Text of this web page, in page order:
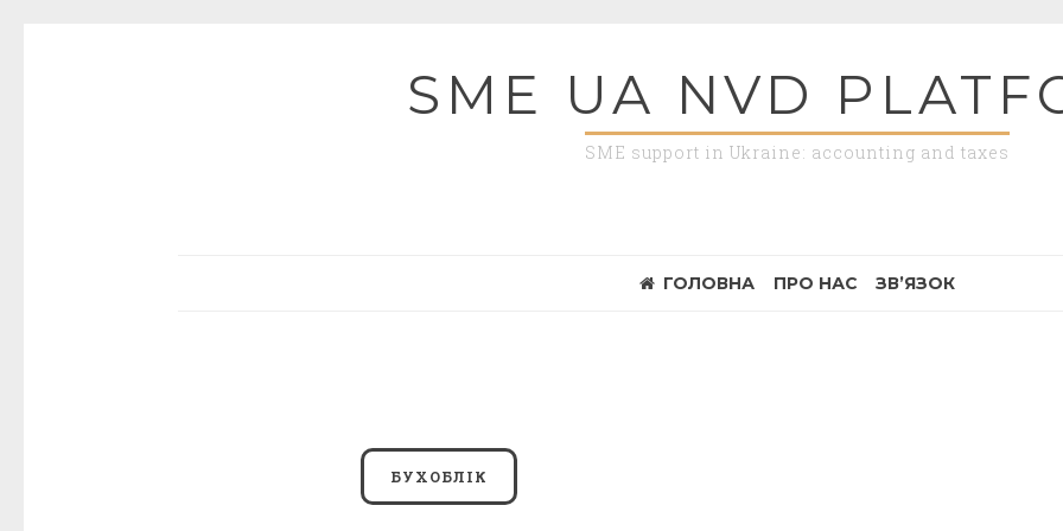
SME UA NVD
SME support in Ukraine: accounting and taxes
ГОЛОВНА ПРО НАС ЗВ’ЯЗОК
БУХОБЛІК